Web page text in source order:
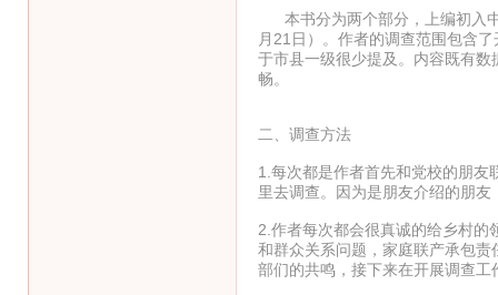
本书分为两个部分，上编初入
月21日）。作者的调查范围包含
于市县一级很少提及。内容既有
畅。
二、调查方法
1.每次都是作者首先和党校的朋友
里去调查。因为是朋友介绍的朋
2.作者每次都会很真诚的给乡村的
和群众关系问题，家庭联产承包
部们的共鸣，接下来在开展调查工